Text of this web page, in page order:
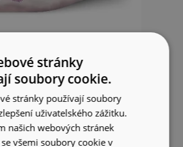
Růžoví ptáci mraky
849 Kč
stránky
soubory cookie.
stránky používají soubory
uživatelského zážitku.
našich webových stránek
všemi soubory cookie v